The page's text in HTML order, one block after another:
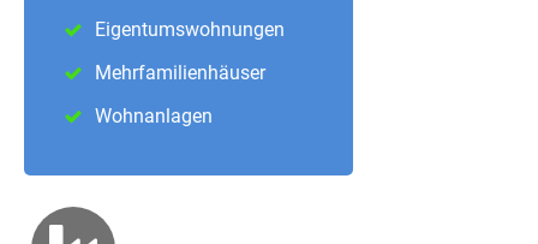
Eigentumswohnungen
Mehrfamilienhäuser
Wohnanlagen